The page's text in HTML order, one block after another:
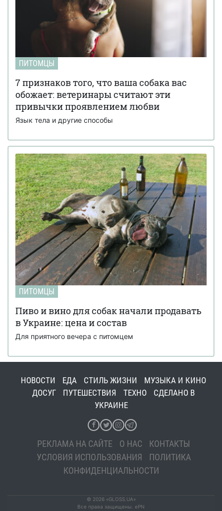
ПИТОМЦЫ
7 признаков того, что ваша собака вас
обожает: ветеринары считают эти
привычки проявлением любви
Язык тела и другие способы
ПИТОМЦЫ
Пиво и вино для собак начали продавать
в Украине: цена и состав
Для приятного вечера с питомцем
НОВОСТИ ЕДА СТИЛЬ ЖИЗНИ
МУЗЫКА И КИНО
ДОСУГ
ПУТЕШЕСТВИЯ ТЕХНО
СДЕЛАНО В
УКРАИНЕ
РЕКЛАМА НА САЙТЕ О НАС
КОНТАКТЫ
УСЛОВИЯ ИСПОЛЬЗОВАНИЯ
ПОЛИТИКА
КОНФИДЕНЦИАЛЬНОСТИ
© 2026 «GLOSS.UA»
Все права защищены. ePN